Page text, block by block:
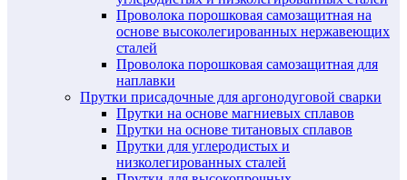
Проволока порошковая самозащитная на
основе высоколегированных нержавеющих
сталей
Проволока порошковая самозащитная для
наплавки
Прутки присадочные для аргонодуговой сварки
Прутки на основе магниевых сплавов
Прутки на основе титановых сплавов
Прутки для углеродистых и
низколегированных сталей